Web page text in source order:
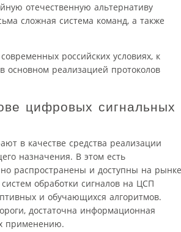
отечественную альтернативу
сложная система команд, а также
российских условиях, к
основном реализацией протоколов
цифровых сигнальных
в качестве средства реализации
назначения. В этом есть
распространены и доступны на
обработки сигналов на ЦСП
и обучающихся алгоритмов.
достаточна информационная
применению.